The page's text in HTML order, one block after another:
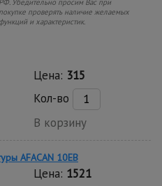
РФ. Убедительно просим Вас при
покупке проверять наличие желаемых
функций и характеристик.
Цена: 315
Кол-во
В корзину
AFACAN 10EB
Цена: 1521